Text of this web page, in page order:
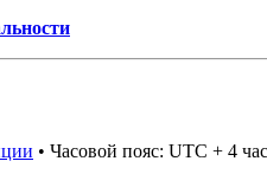
• Часовой пояс: UTC + 4